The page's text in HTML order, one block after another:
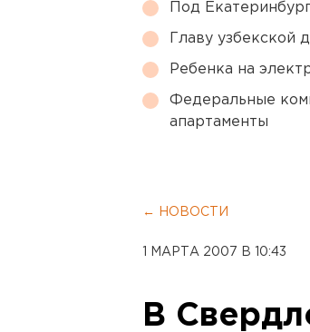
Под
Главу узбекской
Ребенка на
Федеральные
апартаменты
← НОВОСТИ
1 МАРТА 2007 В 10:43
В